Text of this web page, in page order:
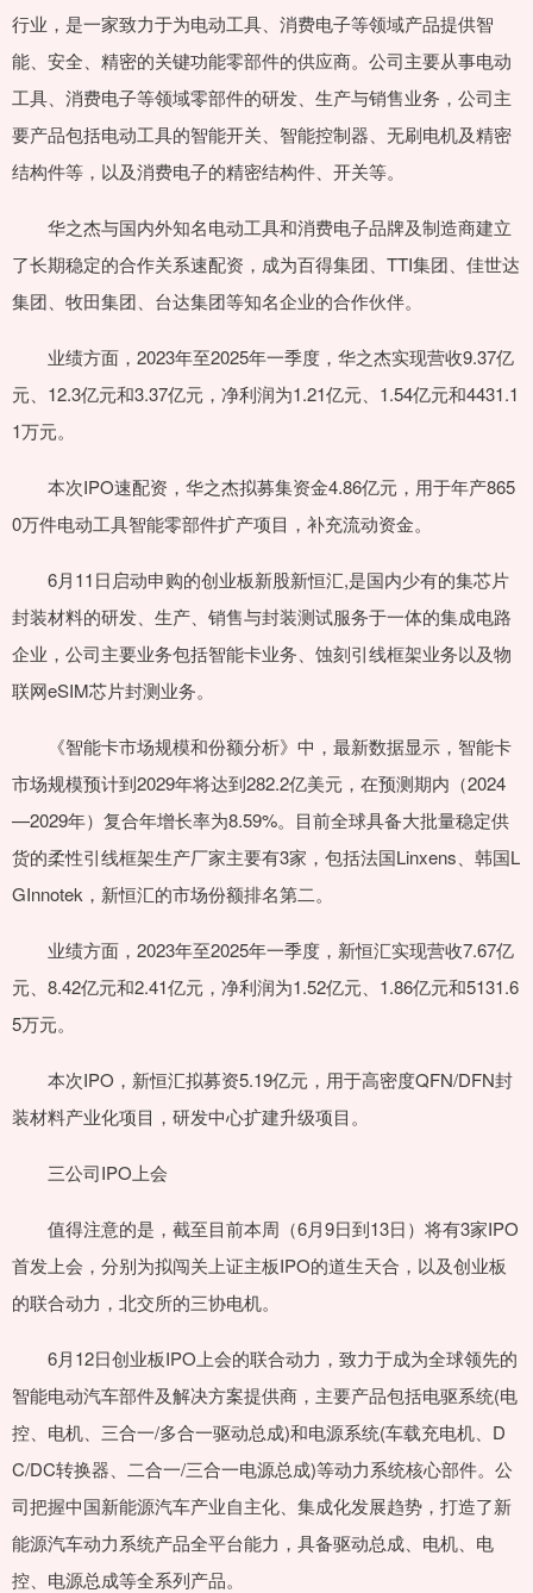
行业，是一家致力于为电动工具、消费电子等领域产品提供智
能、安全、精密的关键功能零部件的供应商。公司主要从事电动
工具、消费电子等领域零部件的研发、生产与销售业务，公司主
要产品包括电动工具的智能开关、智能控制器、无刷电机及精密
结构件等，以及消费电子的精密结构件、开关等。
华之杰与国内外知名电动工具和消费电子品牌及制造商建立
了长期稳定的合作关系速配资，成为百得集团、TTI集团、佳世达
集团、牧田集团、台达集团等知名企业的合作伙伴。
业绩方面，2023年至2025年一季度，华之杰实现营收9.37亿
元、12.3亿元和3.37亿元，净利润为1.21亿元、1.54亿元和4431.1
1万元。
本次IPO速配资，华之杰拟募集资金4.86亿元，用于年产865
0万件电动工具智能零部件扩产项目，补充流动资金。
6月11日启动申购的创业板新股新恒汇,是国内少有的集芯片
封装材料的研发、生产、销售与封装测试服务于一体的集成电路
企业，公司主要业务包括智能卡业务、蚀刻引线框架业务以及物
联网eSIM芯片封测业务。
《智能卡市场规模和份额分析》中，最新数据显示，智能卡
市场规模预计到2029年将达到282.2亿美元，在预测期内（2024
—2029年）复合年增长率为8.59%。目前全球具备大批量稳定供
货的柔性引线框架生产厂家主要有3家，包括法国Linxens、韩国L
GInnotek，新恒汇的市场份额排名第二。
业绩方面，2023年至2025年一季度，新恒汇实现营收7.67亿
元、8.42亿元和2.41亿元，净利润为1.52亿元、1.86亿元和5131.6
5万元。
本次IPO，新恒汇拟募资5.19亿元，用于高密度QFN/DFN封
装材料产业化项目，研发中心扩建升级项目。
三公司IPO上会
值得注意的是，截至目前本周（6月9日到13日）将有3家IPO
首发上会，分别为拟闯关上证主板IPO的道生天合，以及创业板
的联合动力，北交所的三协电机。
6月12日创业板IPO上会的联合动力，致力于成为全球领先的
智能电动汽车部件及解决方案提供商，主要产品包括电驱系统(电
控、电机、三合一/多合一驱动总成)和电源系统(车载充电机、D
C/DC转换器、二合一/三合一电源总成)等动力系统核心部件。公
司把握中国新能源汽车产业自主化、集成化发展趋势，打造了新
能源汽车动力系统产品全平台能力，具备驱动总成、电机、电
控、电源总成等全系列产品。